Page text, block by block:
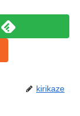
kirikaze